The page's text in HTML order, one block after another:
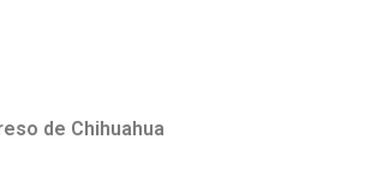
de Chihuahua